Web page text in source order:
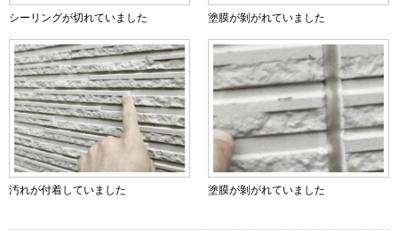
シーリングが切れていました 塗膜が剝がれていました
汚れが付着していました 塗膜が剝がれていました